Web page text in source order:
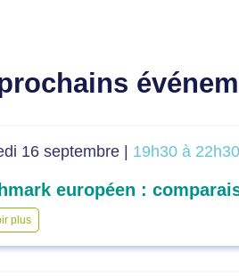
16 septembre | 19h30 à 22h30
plus